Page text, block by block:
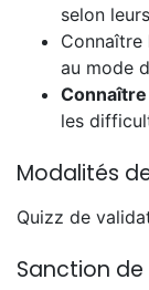
selon
Connaître
au mode
les
Modalités
Quizz de
Sanction